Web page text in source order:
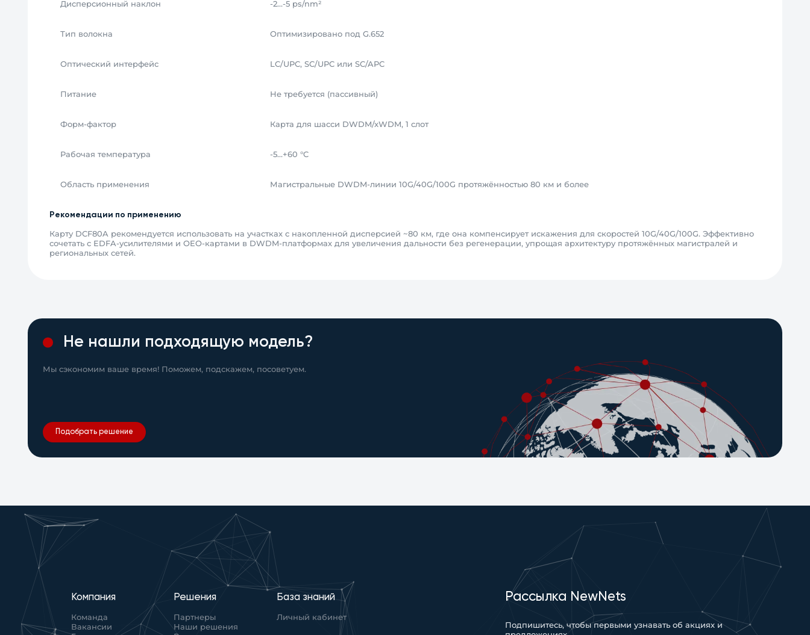
Дисперсионный наклон -2…-5 ps/nm²
Тип волокна Оптимизировано под G.652
Оптический интерфейс LC/UPC, SC/UPC или SC/APC
Питание Не требуется (пассивный)
Форм-фактор Карта для шасси DWDM/xWDM, 1 слот
Рабочая температура -5…+60 °C
Область применения Магистральные DWDM-линии 10G/40G/100G протяжённостью 80 км и более
Рекомендации по применению
Карту DCF80A рекомендуется использовать на участках с накопленной дисперсией ~80 км, где она компенсирует искажения для скоростей 10G/40G/100G. Эффективно
сочетать с EDFA-усилителями и OEO-картами в DWDM-платформах для увеличения дальности без регенерации, упрощая архитектуру протяжённых магистралей и
региональных сетей.
Не нашли подходящую модель?
Мы сэкономим ваше время! Поможем, подскажем, посоветуем.
Подобрать решение
Компания
Команда
Вакансии
Решения
Партнеры
Наши решения
База знаний
Личный кабинет
Рассылка NewNets
Подпишитесь, чтобы первыми узнавать об акциях и